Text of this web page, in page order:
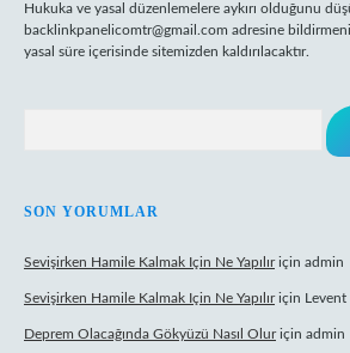
Hukuka ve yasal düzenlemelere aykırı olduğunu
backlinkpanelicomtr@gmail.com adresine
yasal süre içerisinde sitemizden kaldırılacaktır.
SON YORUMLAR
Sevişirken Hamile Kalmak Için Ne Yapılıriçin admin
Sevişirken Hamile Kalmak Için Ne Yapılıriçin Levent
Deprem Olacağında Gökyüzü Nasıl Oluriçin admin